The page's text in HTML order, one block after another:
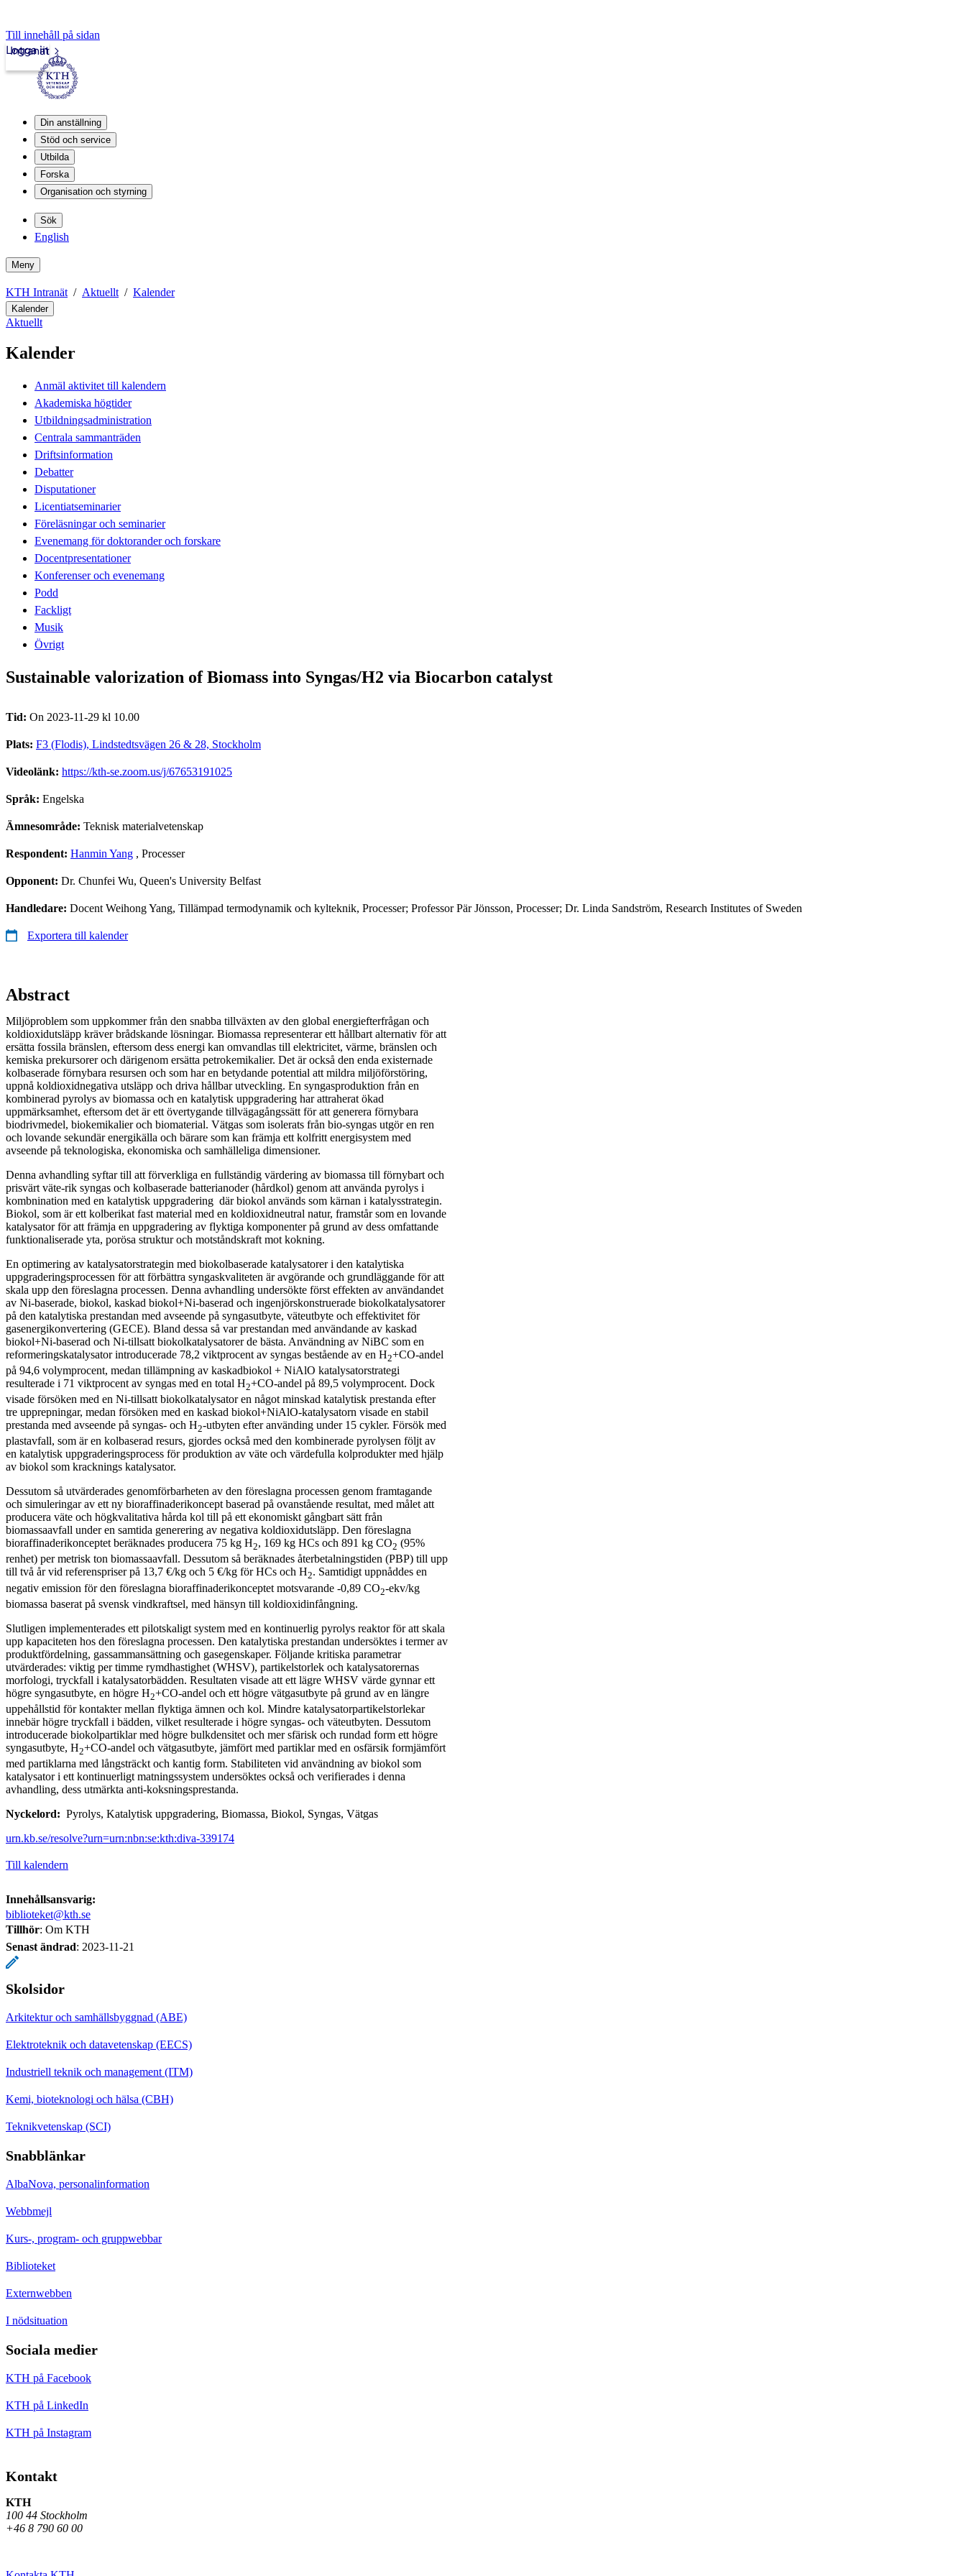
Till innehåll på sidan
Intranät
Logga in
Din anställning
Stöd och service
Utbilda
Forska
Organisation och styrning
Sök
English
Meny
KTH Intranät Aktuellt Kalender
Kalender
Aktuellt
Kalender
Anmäl aktivitet till kalendern
Akademiska högtider
Utbildningsadministration
Centrala sammanträden
Driftsinformation
Debatter
Disputationer
Licentiatseminarier
Föreläsningar och seminarier
Evenemang för doktorander och forskare
Docentpresentationer
Konferenser och evenemang
Podd
Fackligt
Musik
Övrigt
Sustainable valorization of Biomass into Syngas/H2 via Biocarbon catalyst
Tid: On 2023-11-29 kl 10.00
Plats: F3 (Flodis), Lindstedtsvägen 26 & 28, Stockholm
Videolänk: https://kth-se.zoom.us/j/67653191025
Språk: Engelska
Ämnesområde: Teknisk materialvetenskap
Respondent: Hanmin Yang , Processer
Opponent: Dr. Chunfei Wu, Queen's University Belfast
Handledare: Docent Weihong Yang, Tillämpad termodynamik och kylteknik, Processer; Professor Pär Jönsson, Processer; Dr. Linda Sandström, Research Institutes of Sweden
Exportera till kalender
Abstract
Miljöproblem som uppkommer från den snabba tillväxten av den global energiefterfrågan och
koldioxidutsläpp kräver brådskande lösningar. Biomassa representerar ett hållbart alternativ för att
ersätta fossila bränslen, eftersom dess energi kan omvandlas till elektricitet, värme, bränslen och
kemiska prekursorer och därigenom ersätta petrokemikalier. Det är också den enda existernade
kolbaserade förnybara resursen och som har en betydande potential att mildra miljöförstöring,
uppnå koldioxidnegativa utsläpp och driva hållbar utveckling. En syngasproduktion från en
kombinerad pyrolys av biomassa och en katalytisk uppgradering har attraherat ökad
uppmärksamhet, eftersom det är ett övertygande tillvägagångssätt för att generera förnybara
biodrivmedel, biokemikalier och biomaterial. Vätgas som isolerats från bio-syngas utgör en ren
och lovande sekundär energikälla och bärare som kan främja ett kolfritt energisystem med
avseende på teknologiska, ekonomiska och samhälleliga dimensioner.
Denna avhandling syftar till att förverkliga en fullständig värdering av biomassa till förnybart och
prisvärt väte-rik syngas och kolbaserade batterianoder (hårdkol) genom att använda pyrolys i
kombnination med en katalytisk uppgradering där biokol används som kärnan i katalysstrategin.
Biokol, som är ett kolberikat fast material med en koldioxidneutral natur, framstår som en lovande
katalysator för att främja en uppgradering av flyktiga komponenter på grund av dess omfattande
funktionaliserade yta, porösa struktur och motståndskraft mot kokning.
En optimering av katalysatorstrategin med biokolbaserade katalysatorer i den katalytiska
uppgraderingsprocessen för att förbättra syngaskvaliteten är avgörande och grundläggande för att
skala upp den föreslagna processen. Denna avhandling undersökte först effekten av användandet
av Ni-baserade, biokol, kaskad biokol+Ni-baserad och ingenjörskonstruerade biokolkatalysatorer
på den katalytiska prestandan med avseende på syngasutbyte, väteutbyte och effektivitet för
gasenergikonvertering (GECE). Bland dessa så var prestandan med användande av kaskad
biokol+Ni-baserad och Ni-tillsatt biokolkatalysatorer de bästa. Användning av NiBC som en
reformeringskatalysator introducerade 78,2 viktprocent av syngas bestående av en H2+CO-andel
på 94,6 volymprocent, medan tillämpning av kaskadbiokol + NiAlO katalysatorstrategi
resulterade i 71 viktprocent av syngas med en total H2+CO-andel på 89,5 volymprocent. Dock
visade försöken med en Ni-tillsatt biokolkatalysator en något minskad katalytisk prestanda efter
tre upprepningar, medan försöken med en kaskad biokol+NiAlO-katalysatorn visade en stabil
prestanda med avseende på syngas- och H2-utbyten efter använding under 15 cykler. Försök med
plastavfall, som är en kolbaserad resurs, gjordes också med den kombinerade pyrolysen följt av
en katalytisk uppgraderingsprocess för produktion av väte och värdefulla kolprodukter med hjälp
av biokol som kracknings katalysator.
Dessutom så utvärderades genomförbarheten av den föreslagna processen genom framtagande
och simuleringar av ett ny bioraffinaderikoncept baserad på ovanstående resultat, med målet att
producera väte och högkvalitativa hårda kol till på ett ekonomiskt gångbart sätt från
biomassaavfall under en samtida generering av negativa koldioxidutsläpp. Den föreslagna
bioraffinaderikonceptet beräknades producera 75 kg H2, 169 kg HCs och 891 kg CO2 (95%
renhet) per metrisk ton biomassaavfall. Dessutom så beräknades återbetalningstiden (PBP) till upp
till två år vid referenspriser på 13,7 €/kg och 5 €/kg för HCs och H2. Samtidigt uppnåddes en
negativ emission för den föreslagna bioraffinaderikonceptet motsvarande -0,89 CO2-ekv/kg
biomassa baserat på svensk vindkraftsel, med hänsyn till koldioxidinfångning.
Slutligen implementerades ett pilotskaligt system med en kontinuerlig pyrolys reaktor för att skala
upp kapaciteten hos den föreslagna processen. Den katalytiska prestandan undersöktes i termer av
produktfördelning, gassammansättning och gasegenskaper. Följande kritiska parametrar
utvärderades: viktig per timme rymdhastighet (WHSV), partikelstorlek och katalysatorernas
morfologi, tryckfall i katalysatorbädden. Resultaten visade att ett lägre WHSV värde gynnar ett
högre syngasutbyte, en högre H2+CO-andel och ett högre vätgasutbyte på grund av en längre
uppehållstid för kontakter mellan flyktiga ämnen och kol. Mindre katalysatorpartikelstorlekar
innebär högre tryckfall i bädden, vilket resulterade i högre syngas- och väteutbyten. Dessutom
introducerade biokolpartiklar med högre bulkdensitet och mer sfärisk och rundad form ett högre
syngasutbyte, H2+CO-andel och vätgasutbyte, jämfört med partiklar med en osfärsik formjämfört
med partiklarna med långsträckt och kantig form. Stabiliteten vid användning av biokol som
katalysator i ett kontinuerligt matningssystem undersöktes också och verifierades i denna
avhandling, dess utmärkta anti-koksningsprestanda.
Nyckelord: Pyrolys, Katalytisk uppgradering, Biomassa, Biokol, Syngas, Vätgas
urn.kb.se/resolve?urn=urn:nbn:se:kth:diva-339174
Till kalendern
Innehållsansvarig:
biblioteket@kth.se
Tillhör: Om KTH
Senast ändrad: 2023-11-21
Skolsidor
Arkitektur och samhällsbyggnad (ABE)
Elektroteknik och datavetenskap (EECS)
Industriell teknik och management (ITM)
Kemi, bioteknologi och hälsa (CBH)
Teknikvetenskap (SCI)
Snabblänkar
AlbaNova, personalinformation
Webbmejl
Kurs-, program- och gruppwebbar
Biblioteket
Externwebben
I nödsituation
Sociala medier
KTH på Facebook
KTH på LinkedIn
KTH på Instagram
Kontakt
KTH
100 44 Stockholm
+46 8 790 60 00